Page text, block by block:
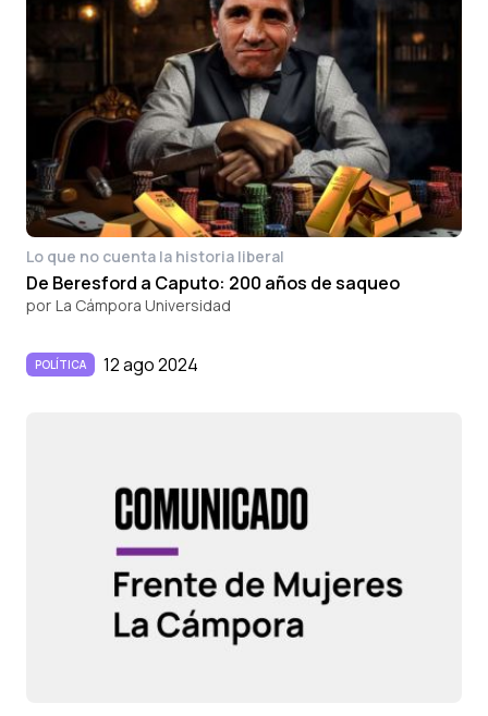
Lo que no cuenta la historia liberal
De Beresford a Caputo: 200 años de saqueo
por La Cámpora Universidad
POLÍTICA 12 ago 2024